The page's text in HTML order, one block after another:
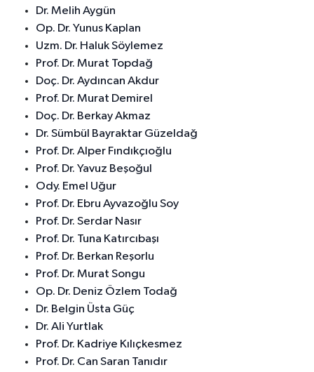
Dr. Melih Aygün
Op. Dr. Yunus Kaplan
Uzm. Dr. Haluk Söylemez
Prof. Dr. Murat Topdağ
Doç. Dr. Aydıncan Akdur
Prof. Dr. Murat Demirel
Doç. Dr. Berkay Akmaz
Dr. Sümbül Bayraktar Güzeldağ
Prof. Dr. Alper Fındıkçıoğlu
Prof. Dr. Yavuz Beşoğul
Ody. Emel Uğur
Prof. Dr. Ebru Ayvazoğlu Soy
Prof. Dr. Serdar Nasır
Prof. Dr. Tuna Katırcıbaşı
Prof. Dr. Berkan Reşorlu
Prof. Dr. Murat Songu
Op. Dr. Deniz Özlem Todağ
Dr. Belgin Üsta Güç
Dr. Ali Yurtlak
Prof. Dr. Kadriye Kılıçkesmez
Prof. Dr. Can Saran Tanıdır